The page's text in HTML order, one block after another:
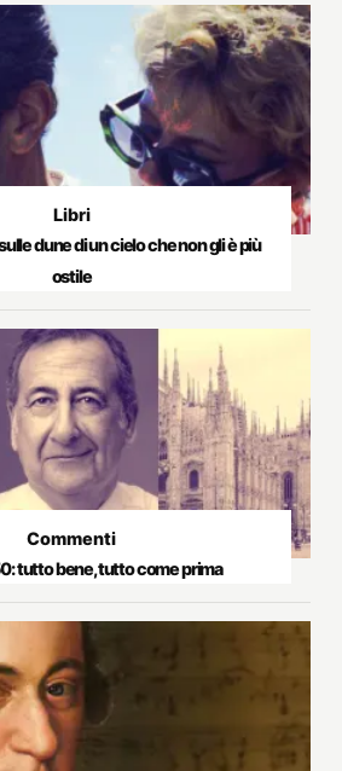
Libri
dune di un cielo che non gli è più
ostile
Commenti
tutto bene, tutto come prima